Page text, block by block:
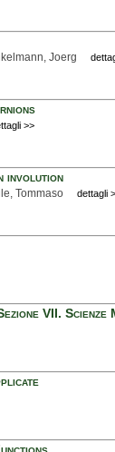
Joerg
>>
involution
Tommaso dettagli
VII. Scienze